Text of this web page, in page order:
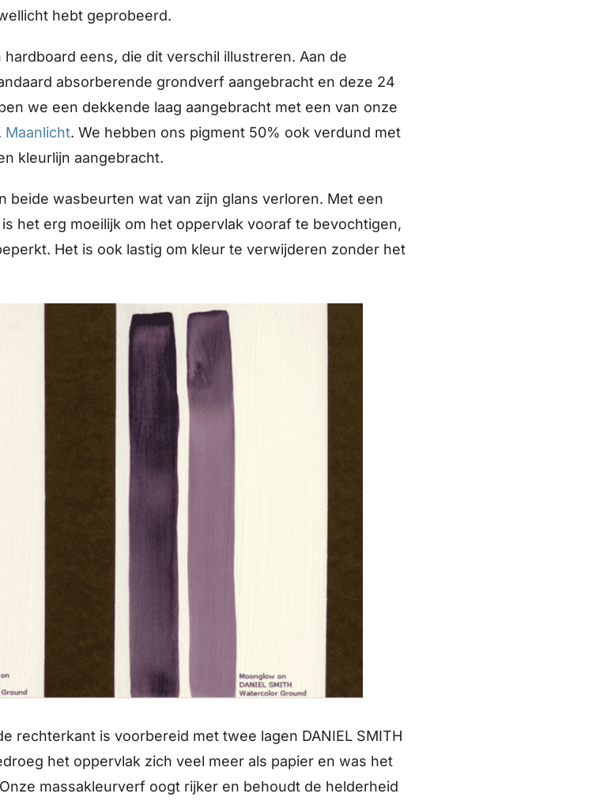
hebt geprobeerd.
eens, die dit verschil illustreren. Aan de
absorberende grondverf aangebracht en deze 24
we een dekkende laag aangebracht met een van onze
Maanlicht. We hebben ons pigment 50% ook verdund met
kleurlijn aangebracht.
beide wasbeurten wat van zijn glans verloren. Met een
het erg moeilijk om het oppervlak vooraf te bevochtigen,
Het is ook lastig om kleur te verwijderen zonder het
rechterkant is voorbereid met twee lagen DANIEL SMITH
het oppervlak zich veel meer als papier en was het
massakleurverf oogt rijker en behoudt de helderheid